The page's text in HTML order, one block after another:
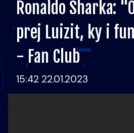
Ronaldo Sharka:
prej Luizit, ky i
- Fan Club
15:42 22.01.2023